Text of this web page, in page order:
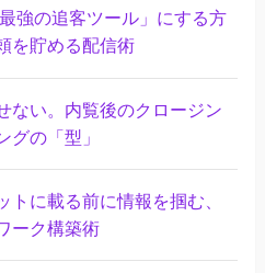
強の追客ツール」にする方
を貯める配信術
ない。内覧後のクロージン
グの「型」
トに載る前に情報を掴む、
ーク構築術